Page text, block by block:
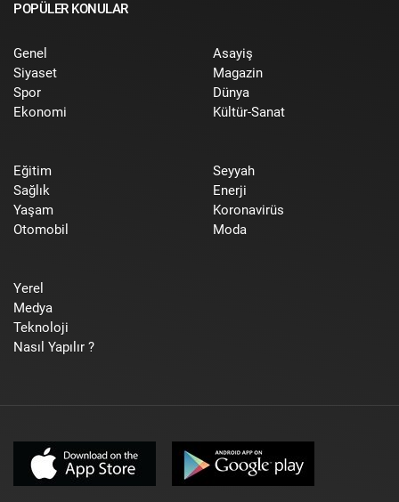
POPÜLER KONULAR
Genel
Siyaset
Spor
Ekonomi
Asayiş
Magazin
Dünya
Kültür-Sanat
Eğitim
Sağlık
Yaşam
Otomobil
Seyyah
Enerji
Koronavirüs
Moda
Yerel
Medya
Teknoloji
Nasıl Yapılır ?